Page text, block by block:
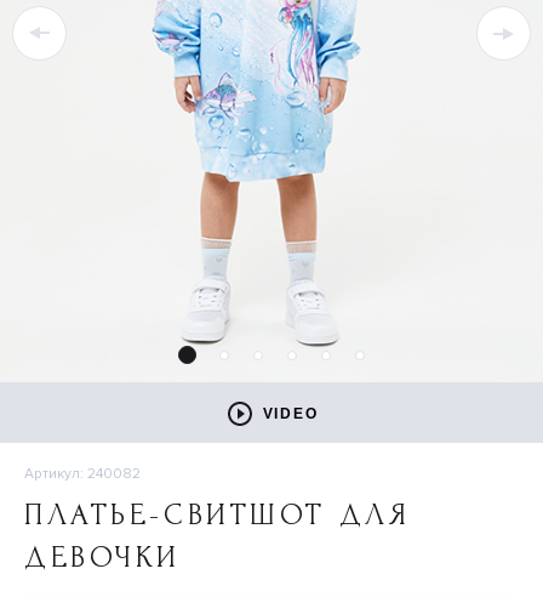
VIDEO
Артикул: 240082
ПЛАТЬЕ-СВИТШОТ ДЛЯ
ДЕВОЧКИ